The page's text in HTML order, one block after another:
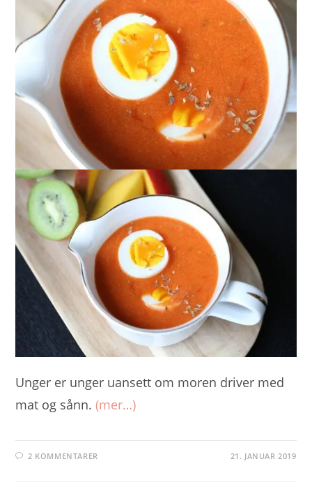
Unger er unger uansett om moren driver med
mat og sånn.(mer…)
2 KOMMENTARER 21. JANUAR 2019